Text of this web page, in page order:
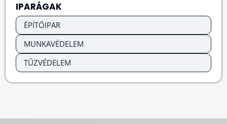
IPARÁGAK
ÉPÍTŐIPAR
MUNKAVÉDELEM
TŰZVÉDELEM